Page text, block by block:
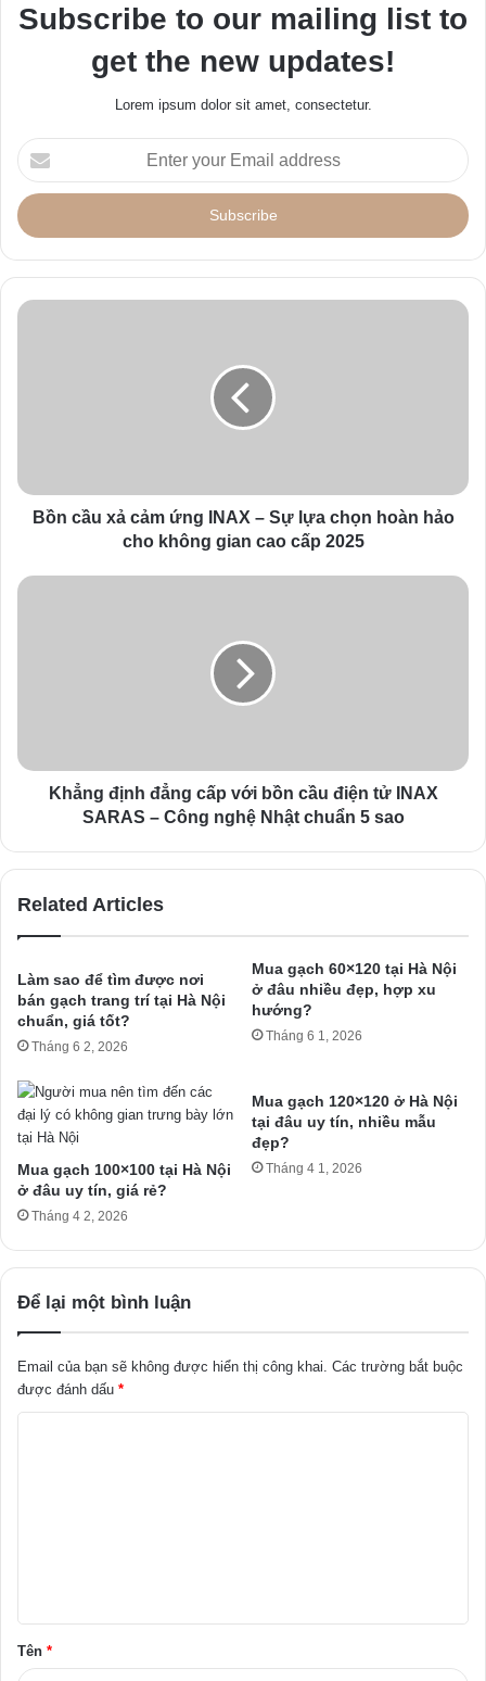
Subscribe to our mailing list to
get the new updates!
Lorem ipsum dolor sit amet, consectetur.
E
n
e
y
u
d
s
Bồn cầu xả cảm ứng INAX – Sự lựa chọn hoàn hảo
cho không gian cao cấp 2025
Khẳng định đẳng cấp với bồn cầu điện tử INAX
SARAS – Công nghệ Nhật chuẩn 5 sao
Related Articles
Làm sao để tìm được nơi
bán gạch trang trí tại Hà Nội
chuẩn, giá tốt?
Tháng 6 2, 2026
Mua gạch 60×120 tại Hà Nội
ở đâu nhiều đẹp, hợp xu
hướng?
Tháng 6 1, 2026
Mua gạch 100×100 tại Hà Nội
ở đâu uy tín, giá rẻ?
Tháng 4 2, 2026
Mua gạch 120×120 ở Hà Nội
tại đâu uy tín, nhiều mẫu
đẹp?
Tháng 4 1, 2026
Để lại một bình luận
Email của bạn sẽ không được hiển thị công khai. Các trường bắt buộc
được đánh dấu *
ậ
n
Tên *